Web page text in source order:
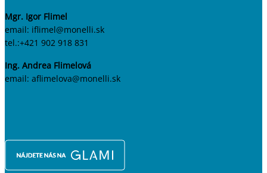
Mgr. Igor Flimel
email: iflimel@monelli.sk
tel.:+421 902 918 831
Ing. Andrea Flimelová
email: aflimelova@monelli.sk